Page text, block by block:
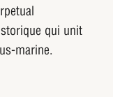
qui unit
marine.